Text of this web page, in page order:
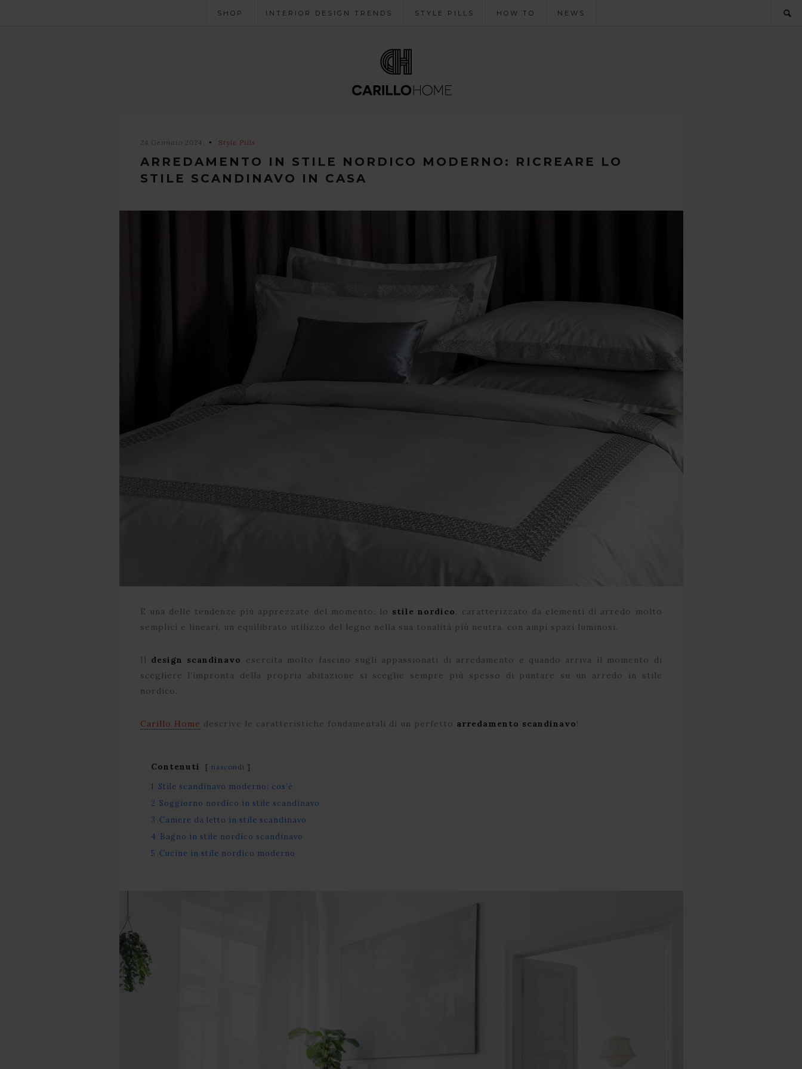
SHOP INTERIOR DESIGN TRENDS STYLE PILLS HOW TO NEWS
24 Gennaio 2024 Style Pills
ARREDAMENTO IN STILE NORDICO MODERNO: RICREARE LO
STILE SCANDINAVO IN CASA
È una delle tendenze più apprezzate del momento: lo stile nordico, caratterizzato da elementi di arredo molto
semplici e lineari, un equilibrato utilizzo del legno nella sua tonalità più neutra, con ampi spazi luminosi.
Il design scandinavo esercita molto fascino sugli appassionati di arredamento e quando arriva il momento di
scegliere l’impronta della propria abitazione si sceglie sempre più spesso di puntare su un arredo in stile
nordico.
Carillo Home descrive le caratteristiche fondamentali di un perfetto arredamento scandinavo!
Contenuti nascondi
1
Stile scandinavo moderno: cos’è
2 Soggiorno nordico in stile scandinavo
3 Camere da letto in stile scandinavo
4 Bagno in stile nordico scandinavo
5 Cucine in stile nordico moderno